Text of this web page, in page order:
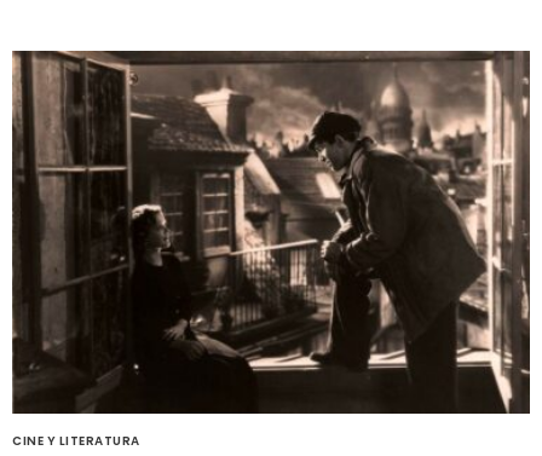
CINE Y LITERATURA